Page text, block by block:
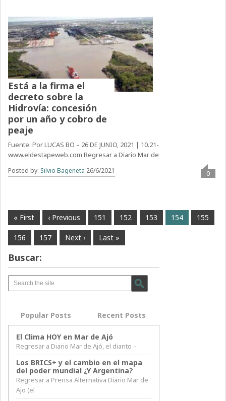
Está a la firma el
decreto sobre la
Hidrovía: concesión
por un año y cobro de
peaje
Fuente: Por LUCAS BO – 26 DE JUNIO, 2021 | 10.21-
www.eldestapeweb.com Regresar a Diario Mar de
Posted by: Silvio Bageneta 26/6/2021 0
« First ‹ Previous 151 152 153 154 155
156 157 Next › Last »
Buscar:
Popular Posts Recent Posts
El Clima HOY en Mar de Ajó
Regresar a Diario Mar de Ajó, el diarito –
Los BRICS+ y el cambio en el mapa
del poder mundial ¿Y Argentina?
Regresar a Prensa Alternativa Diario Mar de
Ajo (el